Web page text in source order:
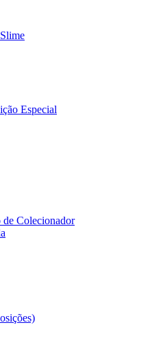
Especial
Colecionador